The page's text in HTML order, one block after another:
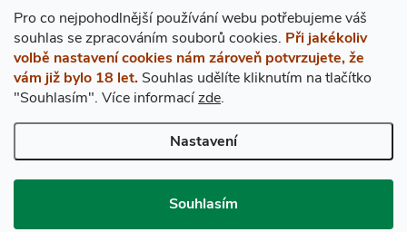
Pro co nejpohodlnější používání webu potřebujeme váš
souhlas se zpracováním souborů cookies. Při jakékoliv
volbě nastavení cookies nám zároveň potvrzujete, že
vám již bylo 18 let. Souhlas udělíte kliknutím na tlačítko
"Souhlasím". Více informacízde.
Nastavení
Souhlasím
Z
Á
P
Mějte přehled o novinkách
a slevách
E-mail
BESTDRINK